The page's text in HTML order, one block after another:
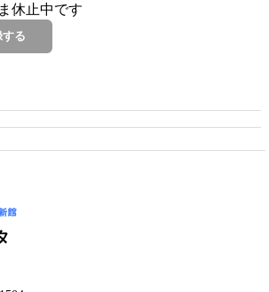
休止中です